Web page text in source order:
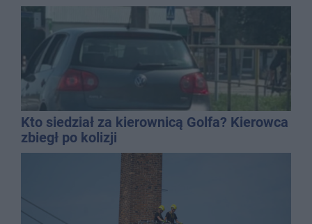
Kto siedział za kierownicą Golfa? Kierowca
zbiegł po kolizji